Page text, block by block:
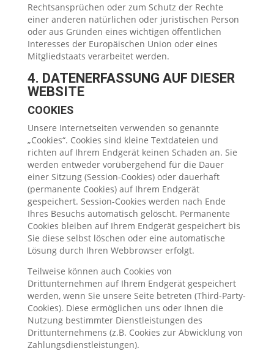
Rechtsansprüchen oder zum Schutz der Rechte
einer anderen natürlichen oder juristischen Person
oder aus Gründen eines wichtigen öffentlichen
Interesses der Europäischen Union oder eines
Mitgliedstaats verarbeitet werden.
4. DATENERFASSUNG AUF DIESER
WEBSITE
COOKIES
Unsere Internetseiten verwenden so genannte
„Cookies“. Cookies sind kleine Textdateien und
richten auf Ihrem Endgerät keinen Schaden an. Sie
werden entweder vorübergehend für die Dauer
einer Sitzung (Session-Cookies) oder dauerhaft
(permanente Cookies) auf Ihrem Endgerät
gespeichert. Session-Cookies werden nach Ende
Ihres Besuchs automatisch gelöscht. Permanente
Cookies bleiben auf Ihrem Endgerät gespeichert bis
Sie diese selbst löschen oder eine automatische
Lösung durch Ihren Webbrowser erfolgt.
Teilweise können auch Cookies von
Drittunternehmen auf Ihrem Endgerät gespeichert
werden, wenn Sie unsere Seite betreten (Third-Party-
Cookies). Diese ermöglichen uns oder Ihnen die
Nutzung bestimmter Dienstleistungen des
Drittunternehmens (z.B. Cookies zur Abwicklung von
Zahlungsdienstleistungen).